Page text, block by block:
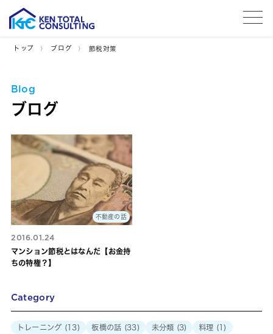
トップ ブログ 節税対策
Blog
ブログ
不動産の話
2016.01.24
マンション節税とはなんだ【お金持
ちの特権？】
Category
トレーニング (13) 板橋の話 (33) 未分類 (3) 料理 (1)